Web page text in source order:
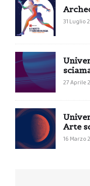
31 Luglio
27 Aprile
Arte
16 Marzo